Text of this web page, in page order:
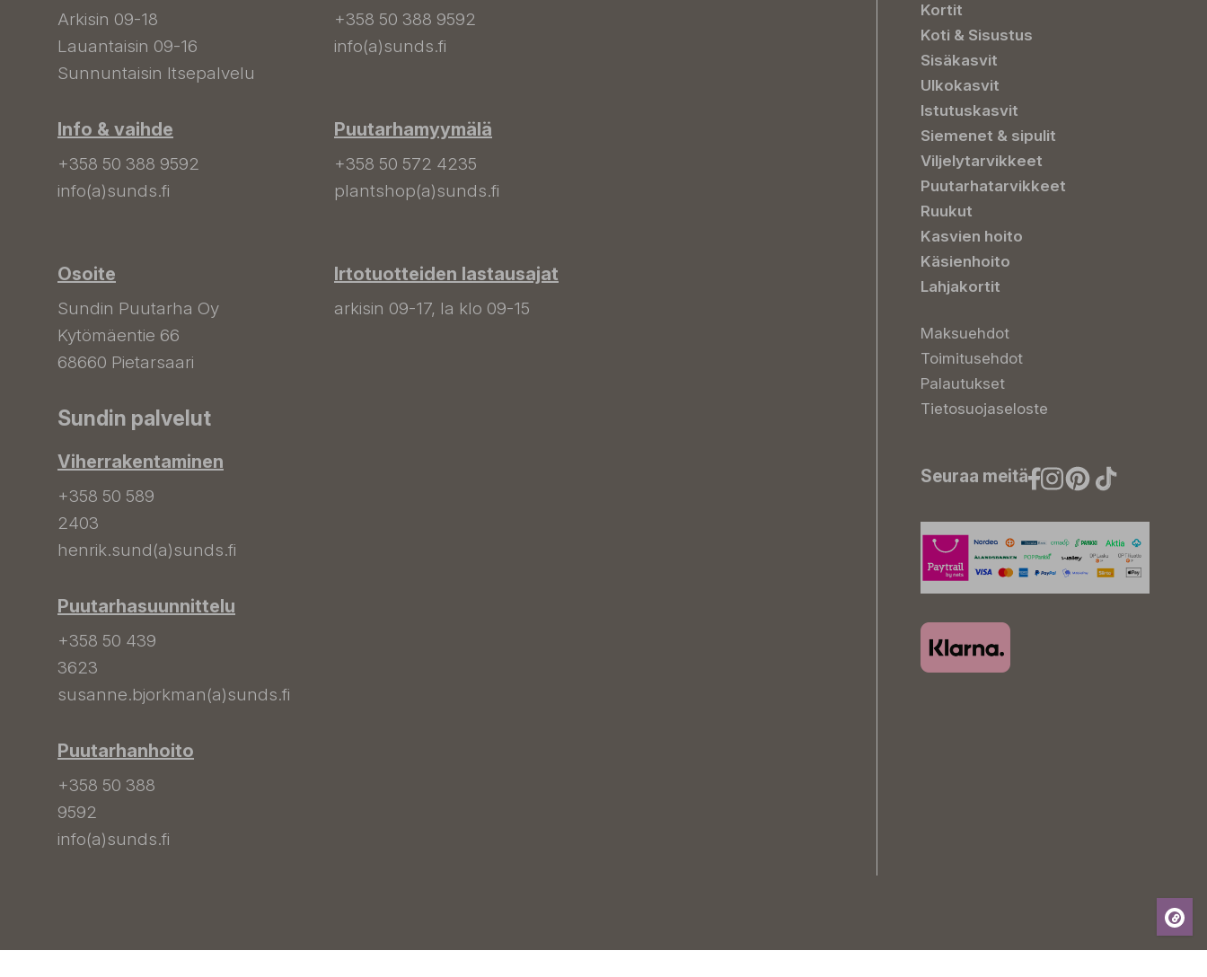
Arkisin 09-18
Lauantaisin 09-16
Sunnuntaisin Itsepalvelu
Info & vaihde
+358 50 388 9592
info(a)sunds.fi
Osoite
Sundin Puutarha Oy
Kytömäentie 66
68660 Pietarsaari
+358 50 388 9592
info(a)sunds.fi
Puutarhamyymälä
+358 50 572 4235
plantshop(a)sunds.fi
Irtotuotteiden lastausajat
arkisin 09-17, la klo 09-15
Sundin palvelut
Viherrakentaminen
+358 50 589
2403
henrik.sund(a)sunds.fi
Puutarhasuunnittelu
+358 50 439
3623
susanne.bjorkman(a)sunds.fi
Puutarhanhoito
+358 50 388
9592
info(a)sunds.fi
Kortit
Koti & Sisustus
Sisäkasvit
Ulkokasvit
Istutuskasvit
Siemenet & sipulit
Viljelytarvikkeet
Puutarhatarvikkeet
Ruukut
Kasvien hoito
Käsienhoito
Lahjakortit
Maksuehdot
Toimitusehdot
Palautukset
Tietosuojaseloste
Seuraa meitä